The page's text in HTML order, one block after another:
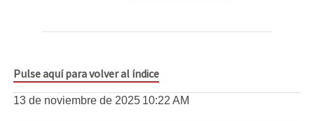
Pulse aquí para volver al índice
13 de noviembre de 2025 10:22 AM